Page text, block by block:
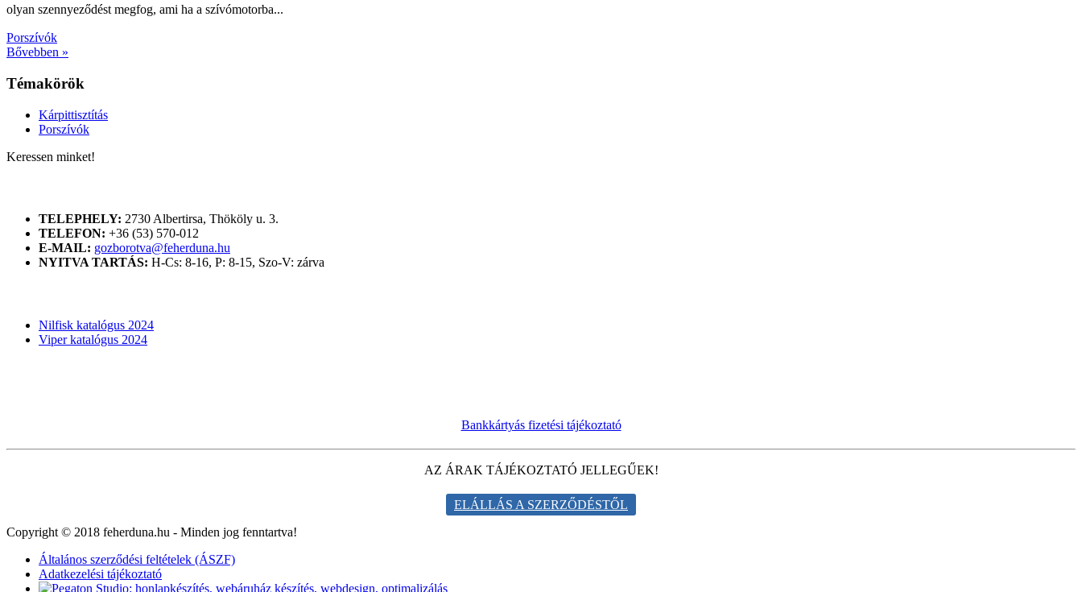
olyan szennyeződést megfog, ami ha a szívómotorba...
Porszívók
Bővebben »
Témakörök
Kárpittisztítás
Porszívók
Keressen minket!
TELEPHELY: 2730 Albertirsa, Thököly u. 3.
TELEFON: +36 (53) 570-012
E-MAIL: gozborotva@feherduna.hu
NYITVA TARTÁS: H-Cs: 8-16, P: 8-15, Szo-V: zárva
Nilfisk katalógus 2024
Viper katalógus 2024
Bankkártyás fizetési tájékoztató
AZ ÁRAK TÁJÉKOZTATÓ JELLEGŰEK!
ELÁLLÁS A SZERZŐDÉSTŐL
Copyright © 2018 feherduna.hu - Minden jog fenntartva!
Általános szerződési feltételek (ÁSZF)
Adatkezelési tájékoztató